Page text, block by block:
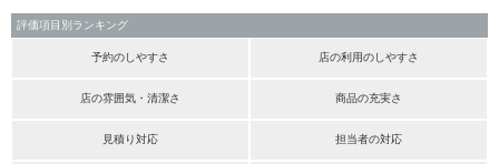
評価項目別ランキング
予約のしやすさ 店の利用のしやすさ
店の雰囲気・清潔さ 商品の充実さ
見積り対応 担当者の対応